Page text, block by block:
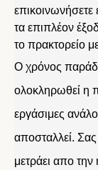
επικοινωνήσετε
τα επιπλέον
το πρακτορείο
Ο χρόνος
ολοκληρωθεί η
εργάσιμες
αποσταλλεί.
μετράει απο